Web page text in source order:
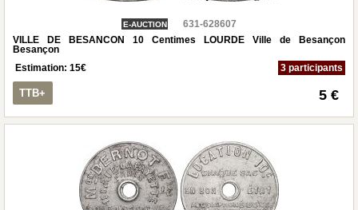
E-AUCTION
631-628607
VILLE DE BESANCON 10 Centimes LOURDE Ville de Besançon
Besançon
Estimation: 15€ 3 participants
TTB+ 5 €